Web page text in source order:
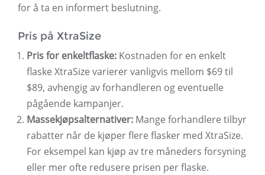
for å ta en informert beslutning.
Pris på XtraSize
Pris for enkeltflaske: Kostnaden for en enkelt
flaske XtraSize varierer vanligvis mellom $69 til
$89, avhengig av forhandleren og eventuelle
pågående kampanjer.
Massekjøpsalternativer: Mange forhandlere tilbyr
rabatter når de kjøper flere flasker med XtraSize.
For eksempel kan kjøp av tre måneders forsyning
eller mer ofte redusere prisen per flaske.